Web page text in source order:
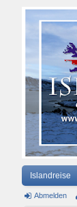
Islandreise
Abmelden